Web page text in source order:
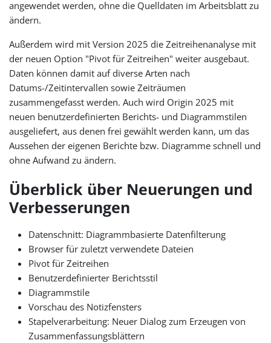
angewendet werden, ohne die Quelldaten im Arbeitsblatt zu
ändern.
Außerdem wird mit Version 2025 die Zeitreihenanalyse mit
der neuen Option "Pivot für Zeitreihen" weiter ausgebaut.
Daten können damit auf diverse Arten nach
Datums-/Zeitintervallen sowie Zeiträumen
zusammengefasst werden. Auch wird Origin 2025 mit
neuen benutzerdefinierten Berichts- und Diagrammstilen
ausgeliefert, aus denen frei gewählt werden kann, um das
Aussehen der eigenen Berichte bzw. Diagramme schnell und
ohne Aufwand zu ändern.
Überblick über Neuerungen und
Verbesserungen
Datenschnitt: Diagrammbasierte Datenfilterung
Browser für zuletzt verwendete Dateien
Pivot für Zeitreihen
Benutzerdefinierter Berichtsstil
Diagrammstile
Vorschau des Notizfensters
Stapelverarbeitung: Neuer Dialog zum Erzeugen von
Zusammenfassungsblättern